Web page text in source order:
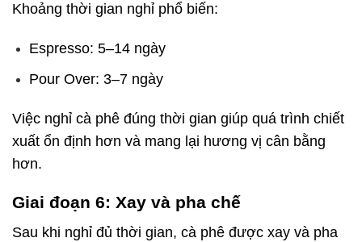
Khoảng thời gian nghỉ phổ biến:
Espresso: 5–14 ngày
Pour Over: 3–7 ngày
Việc nghỉ cà phê đúng thời gian giúp quá trình chiết
xuất ổn định hơn và mang lại hương vị cân bằng
hơn.
Giai đoạn 6: Xay và pha chế
Sau khi nghỉ đủ thời gian, cà phê được xay và pha